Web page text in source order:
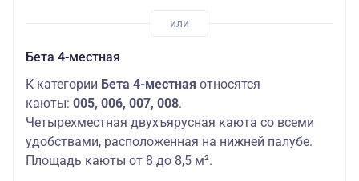
Бета 4-местная
К категории Бета 4-местная относятся
каюты: 005, 006, 007, 008.
Четырехместная двухъярусная каюта со всеми
удобствами, расположенная на нижней палубе.
Площадь каюты от 8 до 8,5 м².